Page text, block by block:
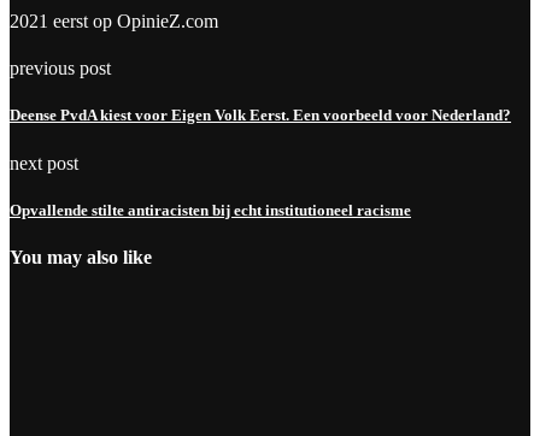
2021 eerst op OpinieZ.com
previous post
Deense PvdA kiest voor Eigen Volk Eerst. Een voorbeeld voor Nederland?
next post
Opvallende stilte antiracisten bij echt institutioneel racisme
You may also like